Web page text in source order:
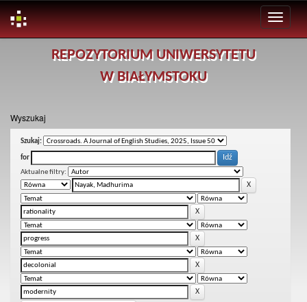
REPOZYTORIUM UNIWERSYTETU
W BIAŁYMSTOKU
Wyszukaj
Szukaj:
for
Aktualne filtry: